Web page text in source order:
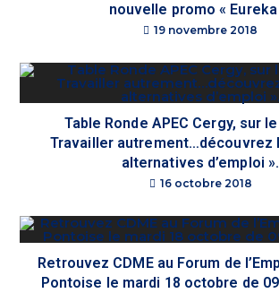
nouvelle promo « Eureka
19 novembre 2018
Table Ronde APEC Cergy, sur
Travailler autrement…découvrez
alternatives d’emploi ».
16 octobre 2018
Retrouvez CDME au Forum de
Pontoise le mardi 18 octobre de